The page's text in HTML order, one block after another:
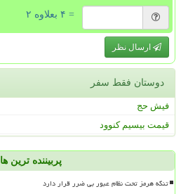
= ۴ بعلاوه ۲
ارسال نظر
دوستان فقط سفر
فیش حج
قیمت بیسیم کنوود
پربیننده ترین ها
تنگه هرمز تحت نظام عبور بی ضرر قرار دارد